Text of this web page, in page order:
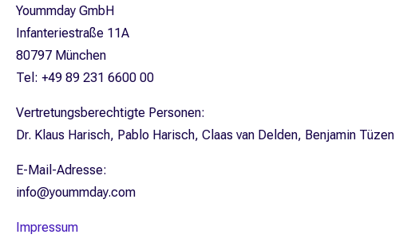
Yoummday GmbH
Infanteriestraße 11A
80797 München
Tel: +49 89 231 6600 00
Vertretungsberechtigte Personen:
Dr. Klaus Harisch, Pablo Harisch, Claas van Delden, Benjamin Tüzen
E-Mail-Adresse:
info@yoummday.com
Impressum